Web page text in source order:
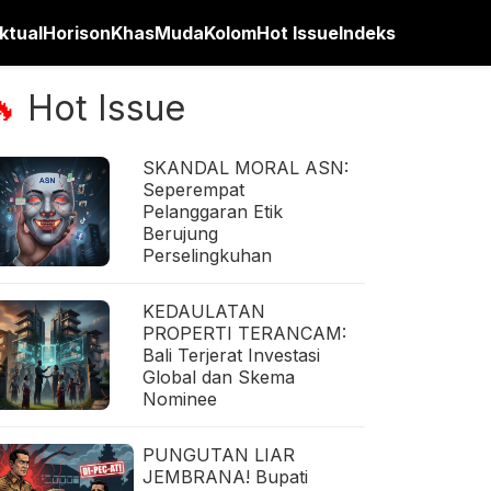
HorisonKhasMudaKolomHot IssueIndeks
Hot Issue
SKANDAL MORAL ASN:
Seperempat
Pelanggaran Etik
Berujung
Perselingkuhan
KEDAULATAN
PROPERTI TERANCAM:
Bali Terjerat Investasi
Global dan Skema
Nominee
PUNGUTAN LIAR
JEMBRANA! Bupati